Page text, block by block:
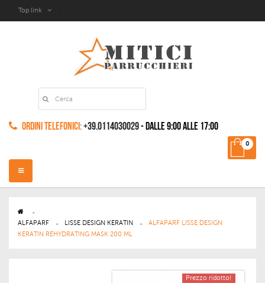
Top link
Ordini Telefonici:+39.0114030029- dalle 9:00 alle 17:00
0
Navigazione
Toggle
>
ALFAPARF
> LISSE DESIGN KERATIN >
ALFAPARF LISSE DESIGN
KERATIN REHYDRATING MASK 200 ML
Prezzo ridotto!